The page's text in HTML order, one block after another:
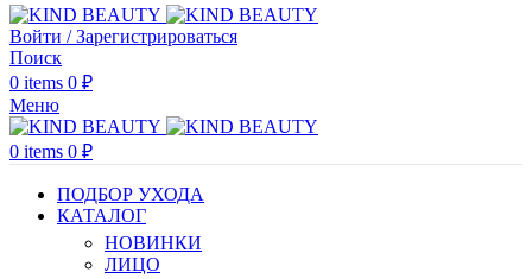
Войти / Зарегистрироваться
Поиск
0 items 0 ₽
Меню
0 items 0 ₽
ПОДБОР УХОДА
КАТАЛОГ
НОВИНКИ
ЛИЦО